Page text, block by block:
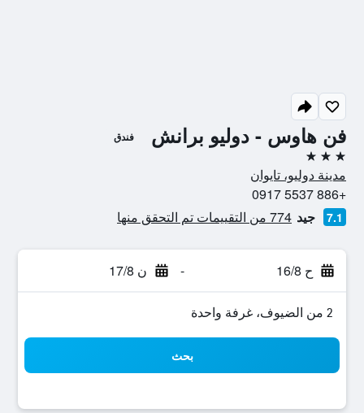
فن هاوس - دوليو برانش فندق
3 نجوم
مدينة دوليو، تايوان
+886 5537 0917
7.1 جيد 774 من التقييمات تم التحقق منها
ح 16/8 - ن 17/8
2 من الضيوف، غرفة واحدة
بحث